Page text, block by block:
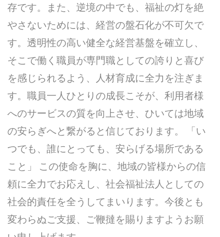
存です。また、逆境の中でも、福祉の灯を絶
やさないためには、経営の盤石化が不可欠で
す。透明性の高い健全な経営基盤を確立し、
そこで働く職員が専門職としての誇りと喜び
を感じられるよう、人材育成に全力を注ぎま
す。職員一人ひとりの成長こそが、利用者様
へのサービスの質を向上させ、ひいては地域
の安らぎへと繋がると信じております。 「い
つでも、誰にとっても、安らげる場所である
こと」 この使命を胸に、地域の皆様からの信
頼に全力でお応えし、社会福祉法人としての
社会的責任を全うしてまいります。今後とも
変わらぬご支援、ご鞭撻を賜りますようお願